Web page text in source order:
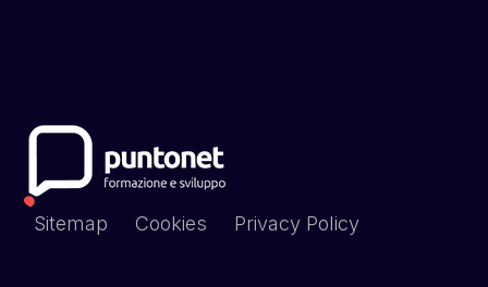
Sitemap Cookies Privacy Policy